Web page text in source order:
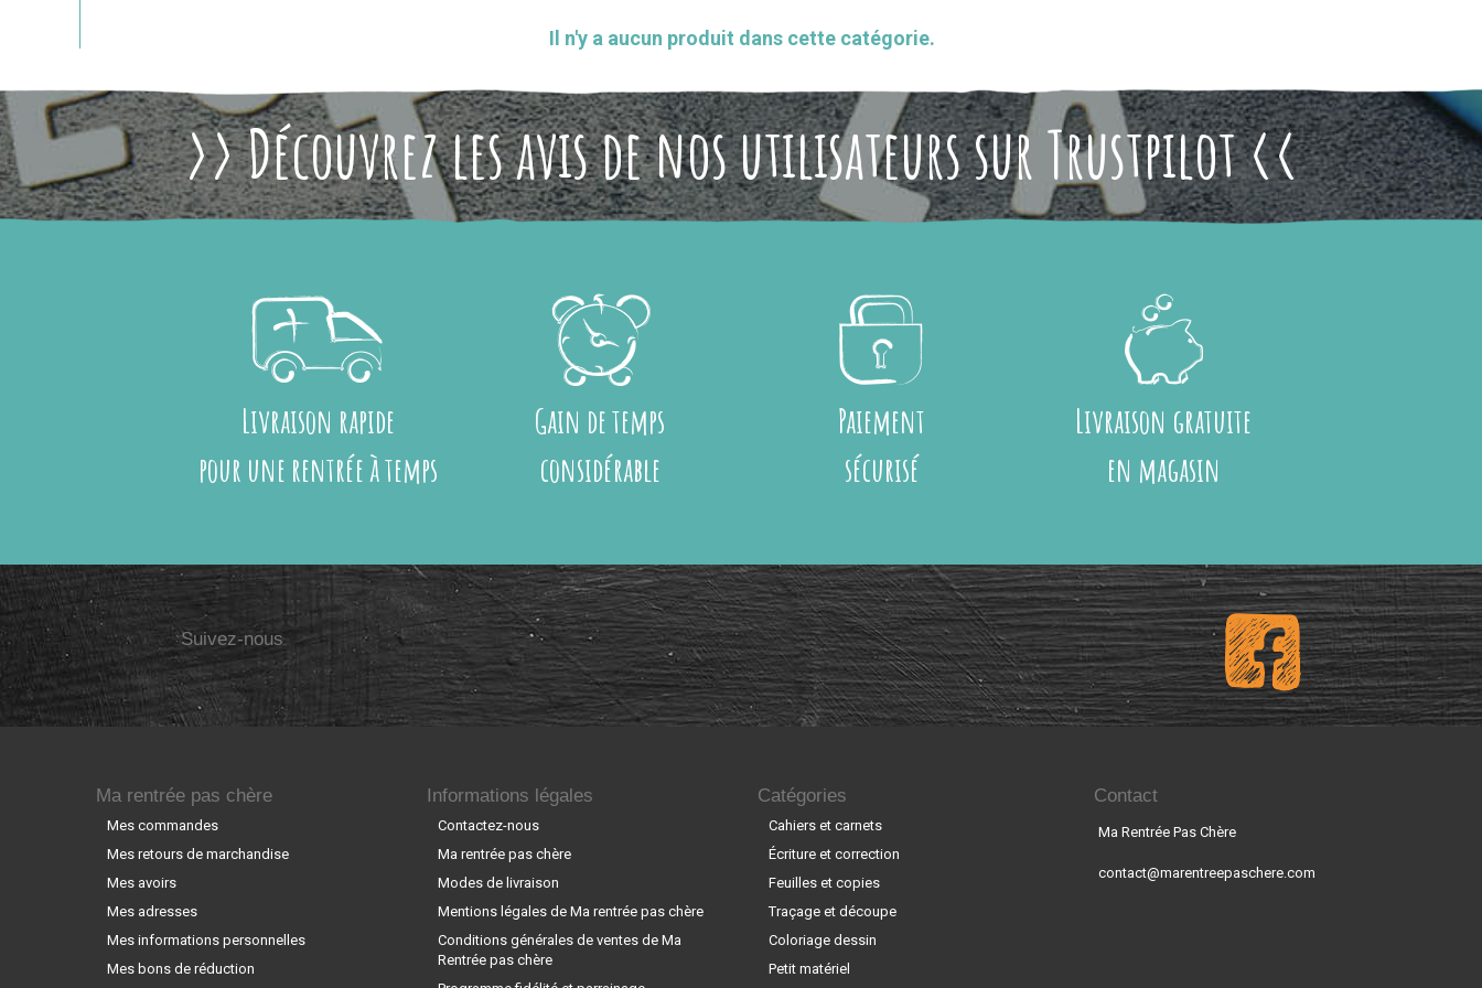
Il n'y a aucun produit dans cette catégorie.
>> Découvrez les avis de nos utilisateurs sur Trustpilot <<
Livraison rapide
pour une rentrée à temps
Gain de temps
considérable
Paiement
sécurisé
Livraison gratuite
en magasin
Suivez-nous
Ma rentrée pas chère
Mes commandes
Mes retours de marchandise
Mes avoirs
Mes adresses
Mes informations personnelles
Mes bons de réduction
Informations légales
Contactez-nous
Ma rentrée pas chère
Modes de livraison
Mentions légales de Ma rentrée pas chère
Conditions générales de ventes de Ma
Rentrée pas chère
Catégories
Cahiers et carnets
Écriture et correction
Feuilles et copies
Traçage et découpe
Coloriage dessin
Petit matériel
Contact
Ma Rentrée Pas Chère
contact@marentreepaschere.com